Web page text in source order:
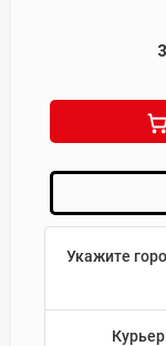
3
Укажите
Курьер